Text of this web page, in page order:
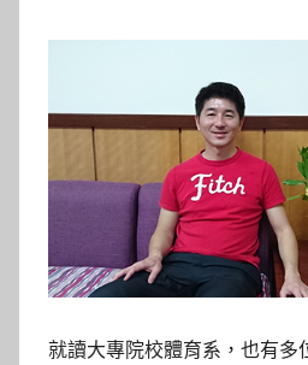
學
館
參
考
就讀大專院校體育系，也有多